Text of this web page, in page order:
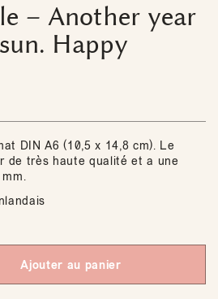
– Another year
Happy
DIN A6 (10,5 x 14,8 cm). Le
de très haute qualité et a une
Ajouter au panier